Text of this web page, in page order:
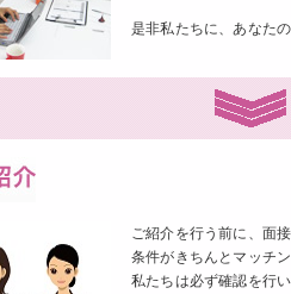
是非私たちに、あなた
ご紹介を行う前に、面
条件がきちんとマッチン
私たちは必ず確認を行